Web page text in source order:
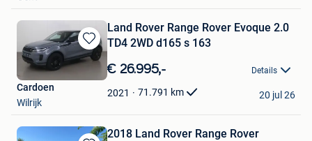
Bewaren
in
Mijn
Favorieten
Land Rover Range Rover Evoque 2.0
TD4 2WD d165 s 163
€ 26.995,- Details
2021 71.791 km
Cardoen
Wilrijk
20 jul 26
2018 Land Rover Range Rover